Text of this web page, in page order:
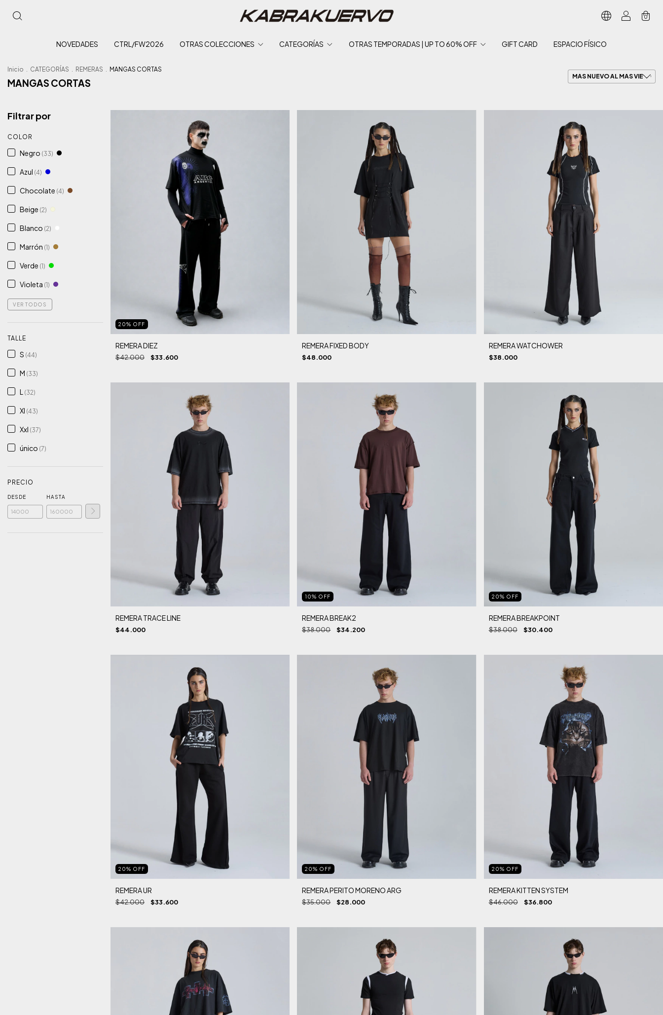
0
NOVEDADES CTRL/FW2026 OTRAS COLECCIONES CATEGORÍAS OTRAS TEMPORADAS | UP TO 60% OFF GIFT CARD ESPACIO FÍSICO
Inicio . CATEGORÍAS . REMERAS . MANGAS CORTAS
MANGAS CORTAS
Filtrar por
COLOR
Negro (33)
Azul (4)
Chocolate (4)
Beige (2)
Blanco (2)
Marrón (1)
Verde (1)
Violeta (1)
VER TODOS
TALLE
S (44)
M (33)
L (32)
Xl (43)
Xxl (37)
único (7)
PRECIO
DESDE HASTA
20% OFF
REMERA DIEZ
$42.000 $33.600
REMERA FIXED BODY
$48.000
REMERA WATCHOWER
$38.000
REMERA TRACE LINE
$44.000
10% OFF
REMERA BREAK2
$38.000 $34.200
20% OFF
REMERA BREAKPOINT
$38.000 $30.400
20% OFF
REMERA UR
$42.000 $33.600
20% OFF
REMERA PERITO MORENO ARG
$35.000 $28.000
20% OFF
REMERA KITTEN SYSTEM
$46.000 $36.800